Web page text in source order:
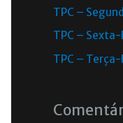
TPC –
TPC –
TPC –